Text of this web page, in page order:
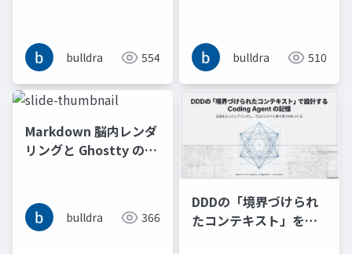
グマシンの意味的再現
となったbulldra 554
ュメンテーションで再
合流するbulldra 510
Markdown 脳内レンダ
リングと Ghostty の一
る預言書の時代
bulldra 366
DDDの「境界づけられ
たコンテキスト」をヒ